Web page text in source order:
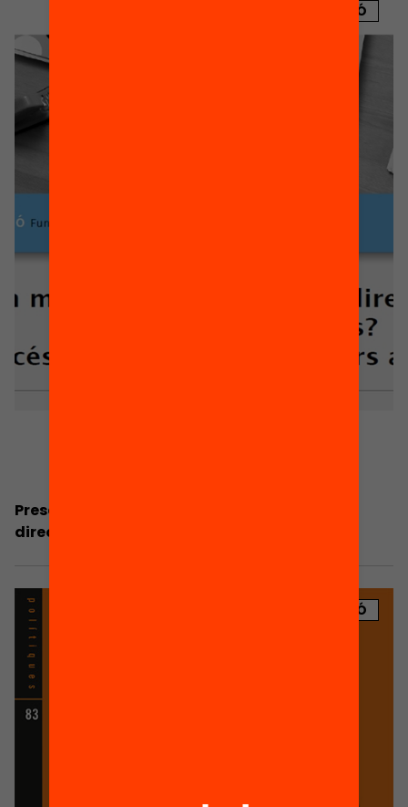
PUBLICACIÓ
Presentació: Com millorar el relleu de les
direccions dels centres educatius?
PUBLICACIÓ